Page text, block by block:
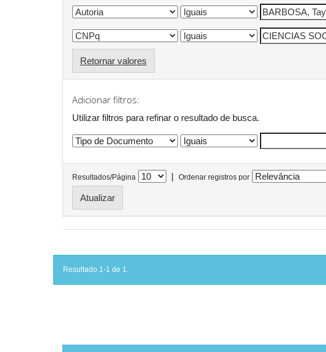
Retornar valores
Adicionar filtros:
Utilizar filtros para refinar o resultado de busca.
Resultados/Página | Ordenar registros por
Resultado 1-1 de 1.